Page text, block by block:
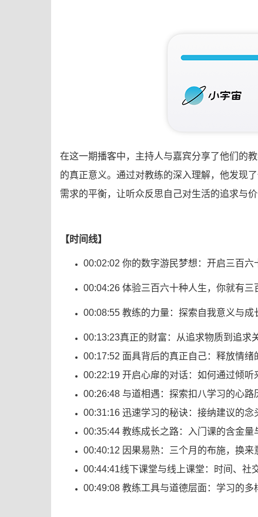
在这一期播客中，主持人与嘉宾分享了他们的
的真正意义。通过对教练的深入理解，他发现
需求的平衡，让听众反思自己对生活的追求与价
【时间线】
00:02:02 你的数字游民梦想：开启三百六
00:04:26 体验三百六十种人生，你就有三
00:08:55 教练的力量：探索自我意义与成
00:13:23真正的财富：从追求物质到追求
00:17:52 面具背后的真正自己：释放情绪
00:22:19 开启心扉的对话：如何通过倾听
00:26:48 与道相遇：探索扣八学习的心路
00:31:16 迅速学习的秘诀：接纳建议的念
00:35:44 教练成长之路：入门课的含金量
00:40:12 因果易熟：三个月的布施，换来
00:44:41线下课堂与线上课堂：时间、社
00:49:08 教练工具与道德层面：学习的多